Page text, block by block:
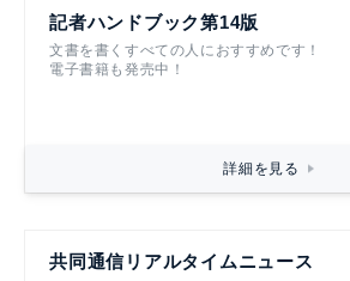
記者ハンドブック第14版
文書を書くすべての人におすすめです！
電子書籍も発売中！
詳細を見る
共同通信リアルタイムニュース